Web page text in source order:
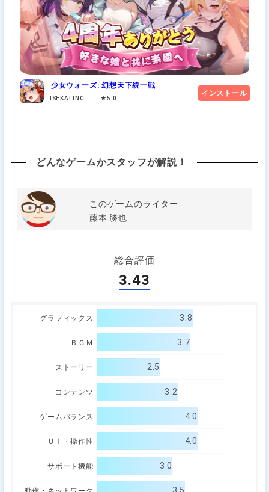
少女ウォーズ: 幻想天下統一戦
ISEKAI INC.... ★5.0
インストール
どんなゲームかスタッフが解説！
このゲームのライター
藤本 勝也
総合評価
3.43
グラフィックス 3.8
ＢＧＭ 3.7
ストーリー 2.5
コンテンツ 3.2
ゲームバランス 4.0
ＵＩ・操作性 4.0
サポート機能 3.0
3.5